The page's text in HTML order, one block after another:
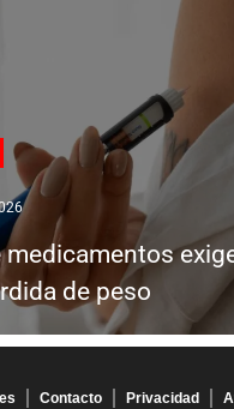
medicamentos
de peso
Contacto Privacidad